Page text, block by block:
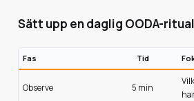
Sätt upp en daglig OODA-
Fas Tid
Observe 5 min